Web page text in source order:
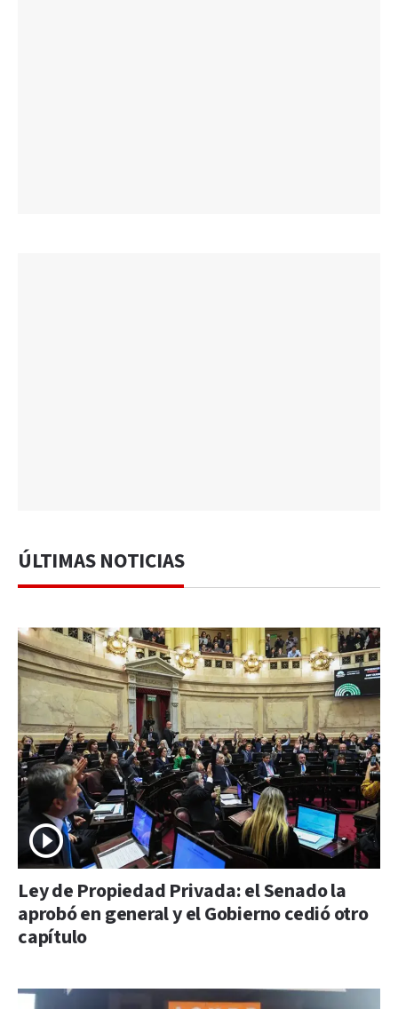
ÚLTIMAS NOTICIAS
Ley de Propiedad Privada: el Senado la
aprobó en general y el Gobierno cedió otro
capítulo